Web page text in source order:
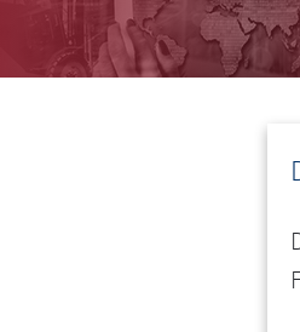
GDP elearning